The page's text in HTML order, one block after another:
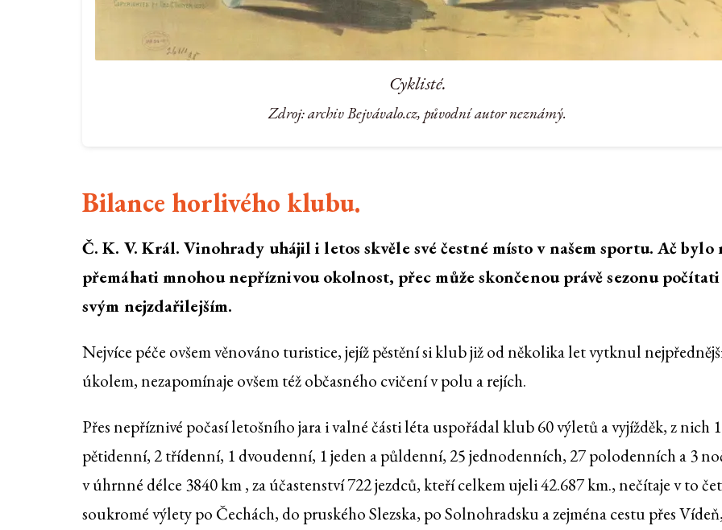
Cyklisté.
Zdroj: archiv Bejvávalo.cz, původní autor neznámý.
Bilance horlivého klubu.
Č. K. V. Král. Vinohrady uhájil i letos skvěle své čestné místo v našem sportu. Ač bylo
přemáhati mnohou nepříznivou okolnost, přec může skončenou právě sezonu
svým nejzdařilejším.
Nejvíce péče ovšem věnováno turistice, jejíž pěstění si klub již od několika let vytknul
úkolem, nezapomínaje ovšem též občasného cvičení v polu a rejích.
Přes nepříznivé počasí letošního jara i valné části léta uspořádal klub 60 výletů a vyjížděk, z nich 1
pětidenní, 2 třídenní, 1 dvoudenní, 1 jeden a půldenní, 25 jednodenních, 27 polodenních a 3
v úhrnné délce 3840 km , za účastenství 722 jezdců, kteří celkem ujeli 42.687 km., nečítaje v to
soukromé výlety po Čechách, do pruského Slezska, po Solnohradsku a zejména cestu přes Vídeň,